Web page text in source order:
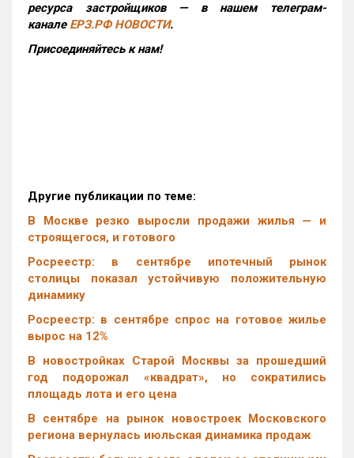
ресурса застройщиков — в нашем телеграм-
канале ЕРЗ.РФ НОВОСТИ.
Присоединяйтесь к нам!
Другие публикации по теме:
В Москве резко выросли продажи жилья — и
строящегося, и готового
Росреестр: в сентябре ипотечный рынок
столицы показал устойчивую положительную
динамику
Росреестр: в сентябре спрос на готовое жилье
вырос на 12%
В новостройках Старой Москвы за прошедший
год подорожал «квадрат», но сократились
площадь лота и его цена
В сентябре на рынок новостроек Московского
региона вернулась июльская динамика продаж